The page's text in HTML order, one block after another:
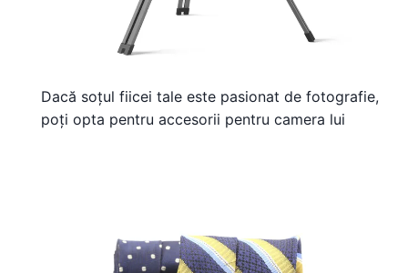
Dacă soțul fiicei tale este pasionat de fotografie,
poți opta pentru accesorii pentru camera lui